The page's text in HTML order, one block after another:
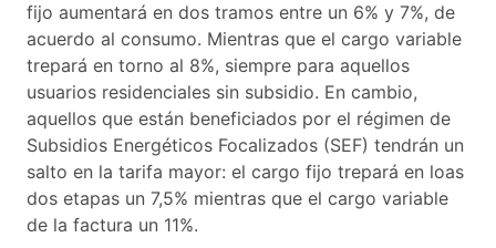
fijo aumentará en dos tramos entre un 6% y 7%, de
acuerdo al consumo. Mientras que el cargo variable
trepará en torno al 8%, siempre para aquellos
usuarios residenciales sin subsidio. En cambio,
aquellos que están beneficiados por el régimen de
Subsidios Energéticos Focalizados (SEF) tendrán un
salto en la tarifa mayor: el cargo fijo trepará en loas
dos etapas un 7,5% mientras que el cargo variable
de la factura un 11%.